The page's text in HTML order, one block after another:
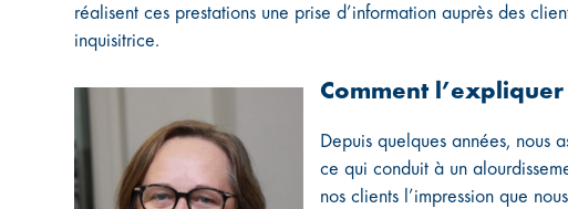
réalisent ces prestations une prise d’information auprès des
inquisitrice.
Comment l’expliquer
Depuis quelques années, nous
ce qui conduit à un
nos clients l’impression que